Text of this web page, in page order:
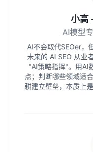
小高
AI模型
AI不会取代SEOer，
未来的 AI SEO 从业
"AI策略指挥"。用AI
点；判断哪些领域适
耕建立壁垒，本质上